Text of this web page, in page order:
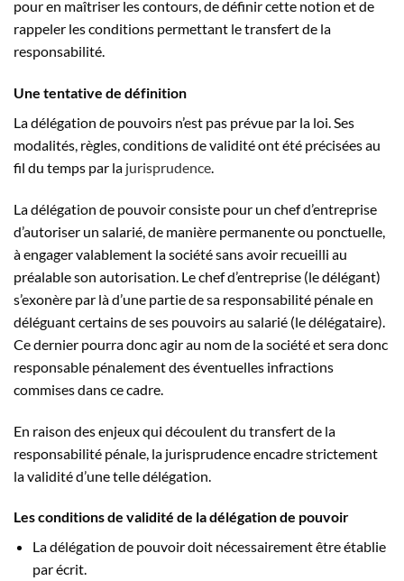
pour en maîtriser les contours, de définir cette notion et de
rappeler les conditions permettant le transfert de la
responsabilité.
Une tentative de définition
La délégation de pouvoirs n’est pas prévue par la loi. Ses
modalités, règles, conditions de validité ont été précisées au
fil du temps par la jurisprudence.
La délégation de pouvoir consiste pour un chef d’entreprise
d’autoriser un salarié, de manière permanente ou ponctuelle,
à engager valablement la société sans avoir recueilli au
préalable son autorisation. Le chef d’entreprise (le délégant)
s’exonère par là d’une partie de sa responsabilité pénale en
déléguant certains de ses pouvoirs au salarié (le délégataire).
Ce dernier pourra donc agir au nom de la société et sera donc
responsable pénalement des éventuelles infractions
commises dans ce cadre.
En raison des enjeux qui découlent du transfert de la
responsabilité pénale, la jurisprudence encadre strictement
la validité d’une telle délégation.
Les conditions de validité de la délégation de pouvoir
La délégation de pouvoir doit nécessairement être établie
par écrit.